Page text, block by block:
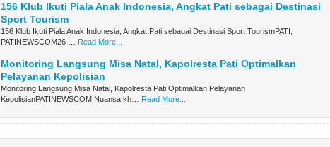
156 Klub Ikuti Piala Anak Indonesia, Angkat Pati sebagai Destinasi
Sport Tourism
156 Klub Ikuti Piala Anak Indonesia, Angkat Pati sebagai Destinasi Sport TourismPATI,
PATINEWSCOM26 …
Read More...
Monitoring Langsung Misa Natal, Kapolresta Pati Optimalkan
Pelayanan Kepolisian
Monitoring Langsung Misa Natal, Kapolresta Pati Optimalkan Pelayanan
KepolisianPATINEWSCOM Nuansa kh…
Read More...